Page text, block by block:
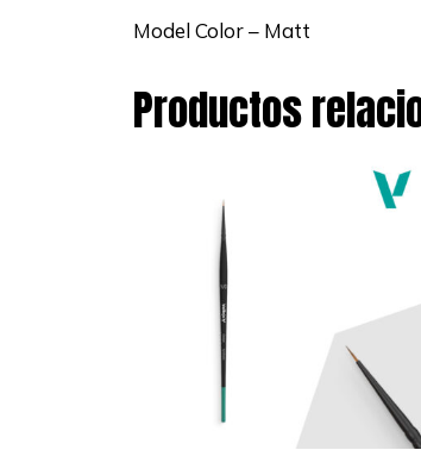
Model Color – Matt
Productos